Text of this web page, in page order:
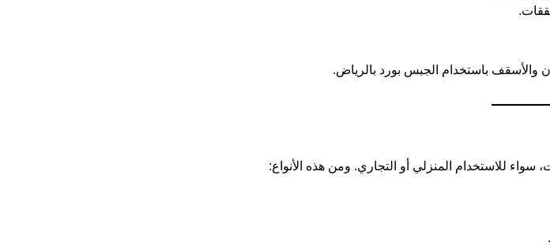
والأسقف باستخدام الجبس بورد بالرياض.
سواء للاستخدام المنزلي أو التجاري. ومن هذه الأنواع: